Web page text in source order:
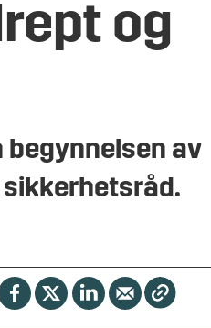
og
begynnelsen av
sikkerhetsråd.